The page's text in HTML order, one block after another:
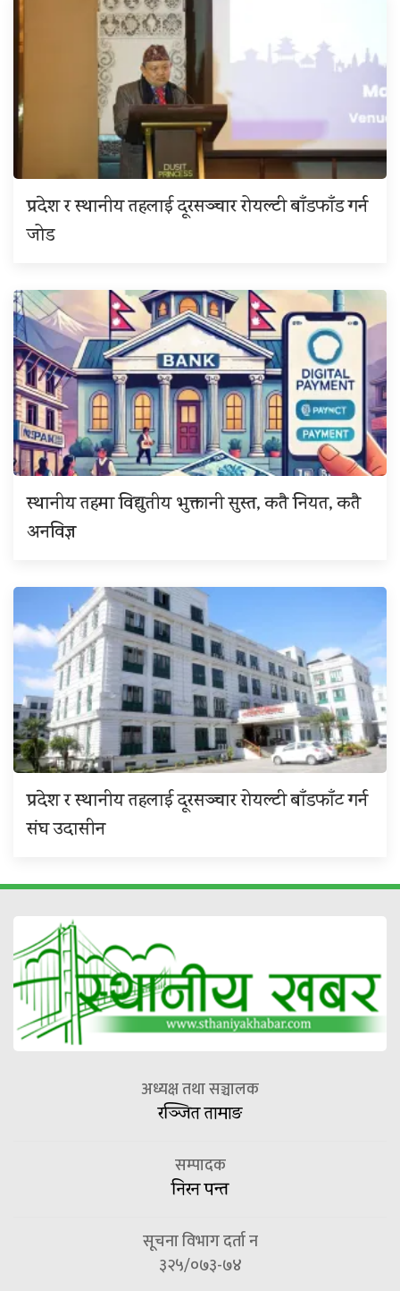
प्रदेश र स्थानीय तहलाई दूरसञ्चार रोयल्टी बाँडफाँड गर्न
जोड
स्थानीय तहमा विद्युतीय भुक्तानी सुस्त, कतै नियत, कतै
अनविज्ञ
प्रदेश र स्थानीय तहलाई दूरसञ्चार रोयल्टी बाँडफाँट गर्न
संघ उदासीन
अध्यक्ष तथा सञ्चालक
रञ्जित तामाङ
सम्पादक
निरन पन्त
सूचना विभाग दर्ता न
३२५/०७३-७४